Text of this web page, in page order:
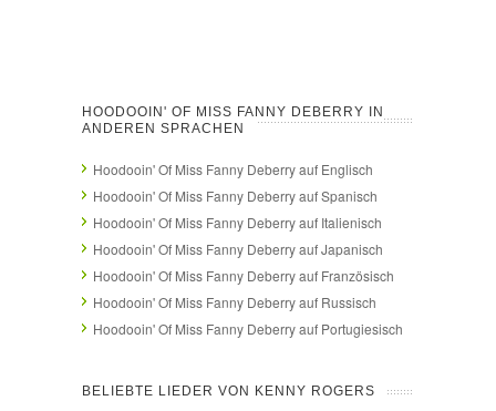
HOODOOIN' OF MISS FANNY DEBERRY IN
ANDEREN SPRACHEN
Hoodooin' Of Miss Fanny Deberry auf Englisch
Hoodooin' Of Miss Fanny Deberry auf Spanisch
Hoodooin' Of Miss Fanny Deberry auf Italienisch
Hoodooin' Of Miss Fanny Deberry auf Japanisch
Hoodooin' Of Miss Fanny Deberry auf Französisch
Hoodooin' Of Miss Fanny Deberry auf Russisch
Hoodooin' Of Miss Fanny Deberry auf Portugiesisch
BELIEBTE LIEDER VON KENNY ROGERS